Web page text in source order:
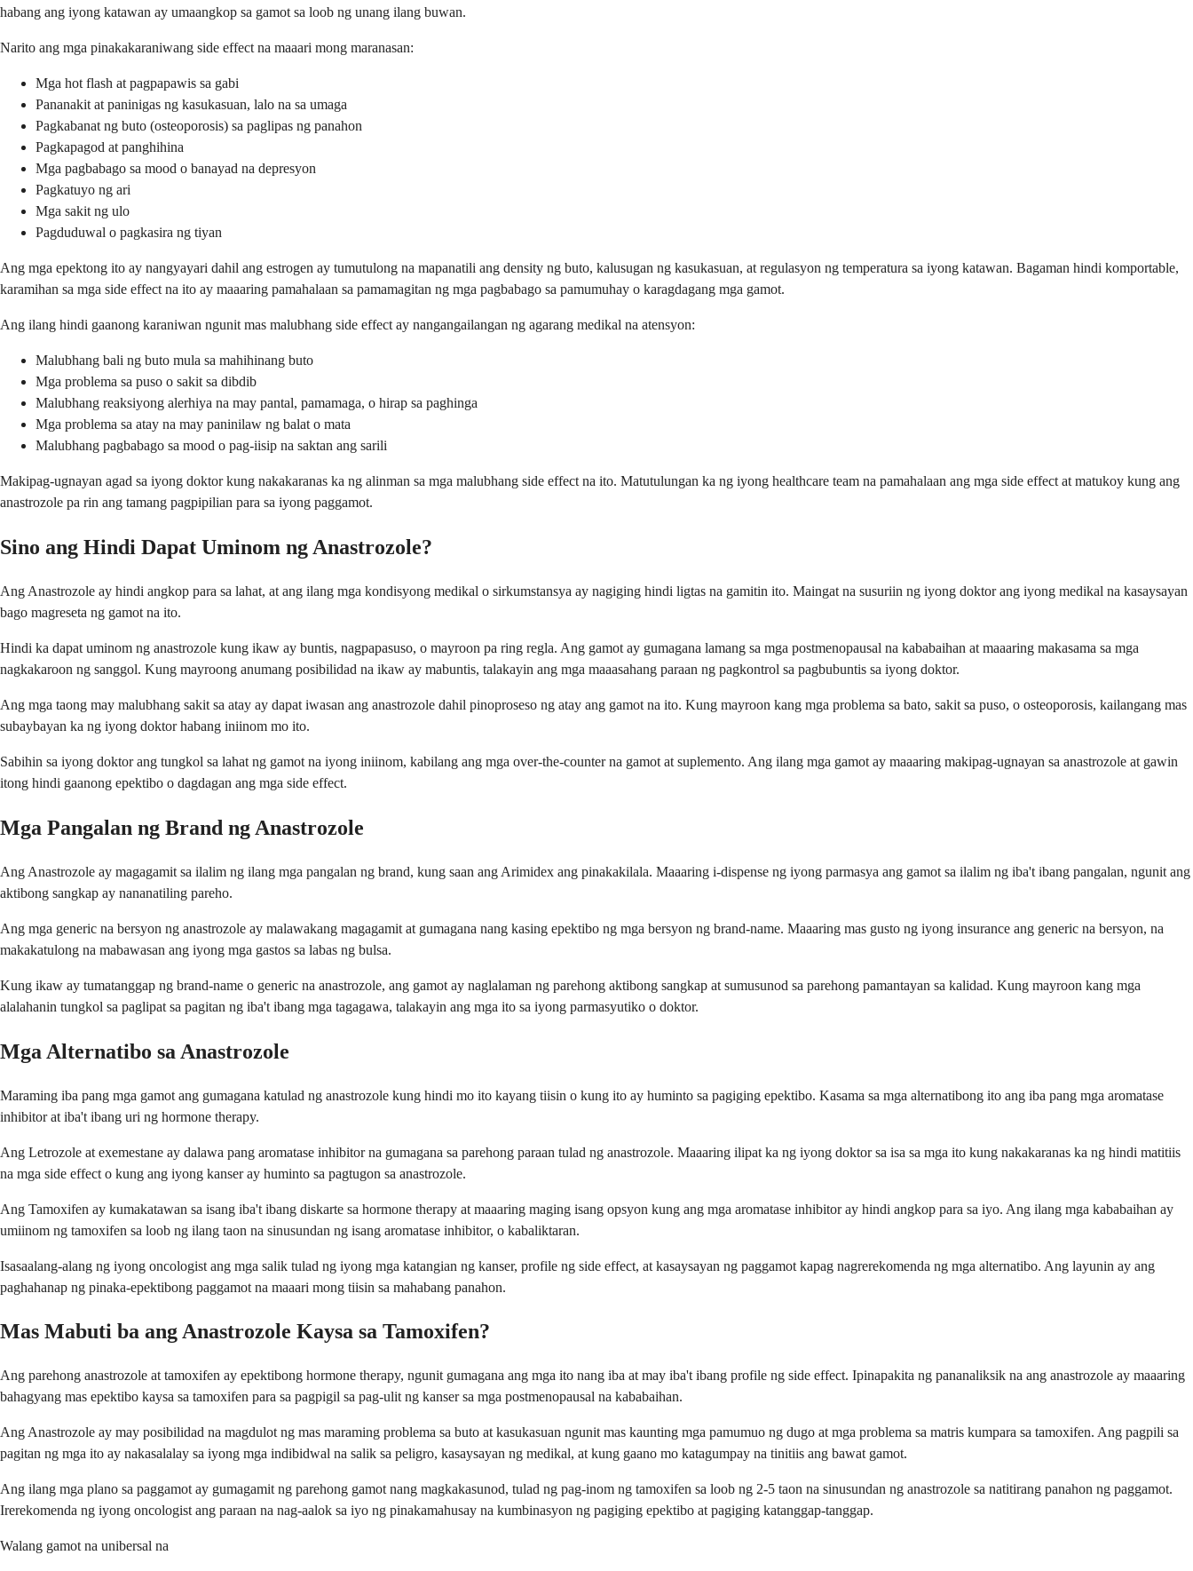
habang ang iyong katawan ay umaangkop sa gamot sa loob ng unang ilang buwan.
Narito ang mga pinakakaraniwang side effect na maaari mong maranasan:
Mga hot flash at pagpapawis sa gabi
Pananakit at paninigas ng kasukasuan, lalo na sa umaga
Pagkabanat ng buto (osteoporosis) sa paglipas ng panahon
Pagkapagod at panghihina
Mga pagbabago sa mood o banayad na depresyon
Pagkatuyo ng ari
Mga sakit ng ulo
Pagduduwal o pagkasira ng tiyan
Ang mga epektong ito ay nangyayari dahil ang estrogen ay tumutulong na mapanatili ang density ng buto, kalusugan ng kasukasuan, at regulasyon ng temperatura sa iyong katawan. Bagaman hindi komportable,
karamihan sa mga side effect na ito ay maaaring pamahalaan sa pamamagitan ng mga pagbabago sa pamumuhay o karagdagang mga gamot.
Ang ilang hindi gaanong karaniwan ngunit mas malubhang side effect ay nangangailangan ng agarang medikal na atensyon:
Malubhang bali ng buto mula sa mahihinang buto
Mga problema sa puso o sakit sa dibdib
Malubhang reaksiyong alerhiya na may pantal, pamamaga, o hirap sa paghinga
Mga problema sa atay na may paninilaw ng balat o mata
Malubhang pagbabago sa mood o pag-iisip na saktan ang sarili
Makipag-ugnayan agad sa iyong doktor kung nakakaranas ka ng alinman sa mga malubhang side effect na ito. Matutulungan ka ng iyong healthcare team na pamahalaan ang mga side effect at matukoy kung ang
anastrozole pa rin ang tamang pagpipilian para sa iyong paggamot.
Sino ang Hindi Dapat Uminom ng Anastrozole?
Ang Anastrozole ay hindi angkop para sa lahat, at ang ilang mga kondisyong medikal o sirkumstansya ay nagiging hindi ligtas na gamitin ito. Maingat na susuriin ng iyong doktor ang iyong medikal na kasaysayan
bago magreseta ng gamot na ito.
Hindi ka dapat uminom ng anastrozole kung ikaw ay buntis, nagpapasuso, o mayroon pa ring regla. Ang gamot ay gumagana lamang sa mga postmenopausal na kababaihan at maaaring makasama sa mga
nagkakaroon ng sanggol. Kung mayroong anumang posibilidad na ikaw ay mabuntis, talakayin ang mga maaasahang paraan ng pagkontrol sa pagbubuntis sa iyong doktor.
Ang mga taong may malubhang sakit sa atay ay dapat iwasan ang anastrozole dahil pinoproseso ng atay ang gamot na ito. Kung mayroon kang mga problema sa bato, sakit sa puso, o osteoporosis, kailangang mas
subaybayan ka ng iyong doktor habang iniinom mo ito.
Sabihin sa iyong doktor ang tungkol sa lahat ng gamot na iyong iniinom, kabilang ang mga over-the-counter na gamot at suplemento. Ang ilang mga gamot ay maaaring makipag-ugnayan sa anastrozole at gawin
itong hindi gaanong epektibo o dagdagan ang mga side effect.
Mga Pangalan ng Brand ng Anastrozole
Ang Anastrozole ay magagamit sa ilalim ng ilang mga pangalan ng brand, kung saan ang Arimidex ang pinakakilala. Maaaring i-dispense ng iyong parmasya ang gamot sa ilalim ng iba't ibang pangalan, ngunit ang
aktibong sangkap ay nananatiling pareho.
Ang mga generic na bersyon ng anastrozole ay malawakang magagamit at gumagana nang kasing epektibo ng mga bersyon ng brand-name. Maaaring mas gusto ng iyong insurance ang generic na bersyon, na
makakatulong na mabawasan ang iyong mga gastos sa labas ng bulsa.
Kung ikaw ay tumatanggap ng brand-name o generic na anastrozole, ang gamot ay naglalaman ng parehong aktibong sangkap at sumusunod sa parehong pamantayan sa kalidad. Kung mayroon kang mga
alalahanin tungkol sa paglipat sa pagitan ng iba't ibang mga tagagawa, talakayin ang mga ito sa iyong parmasyutiko o doktor.
Mga Alternatibo sa Anastrozole
Maraming iba pang mga gamot ang gumagana katulad ng anastrozole kung hindi mo ito kayang tiisin o kung ito ay huminto sa pagiging epektibo. Kasama sa mga alternatibong ito ang iba pang mga aromatase
inhibitor at iba't ibang uri ng hormone therapy.
Ang Letrozole at exemestane ay dalawa pang aromatase inhibitor na gumagana sa parehong paraan tulad ng anastrozole. Maaaring ilipat ka ng iyong doktor sa isa sa mga ito kung nakakaranas ka ng hindi matitiis
na mga side effect o kung ang iyong kanser ay huminto sa pagtugon sa anastrozole.
Ang Tamoxifen ay kumakatawan sa isang iba't ibang diskarte sa hormone therapy at maaaring maging isang opsyon kung ang mga aromatase inhibitor ay hindi angkop para sa iyo. Ang ilang mga kababaihan ay
umiinom ng tamoxifen sa loob ng ilang taon na sinusundan ng isang aromatase inhibitor, o kabaliktaran.
Isasaalang-alang ng iyong oncologist ang mga salik tulad ng iyong mga katangian ng kanser, profile ng side effect, at kasaysayan ng paggamot kapag nagrerekomenda ng mga alternatibo. Ang layunin ay ang
paghahanap ng pinaka-epektibong paggamot na maaari mong tiisin sa mahabang panahon.
Mas Mabuti ba ang Anastrozole Kaysa sa Tamoxifen?
Ang parehong anastrozole at tamoxifen ay epektibong hormone therapy, ngunit gumagana ang mga ito nang iba at may iba't ibang profile ng side effect. Ipinapakita ng pananaliksik na ang anastrozole ay maaaring
bahagyang mas epektibo kaysa sa tamoxifen para sa pagpigil sa pag-ulit ng kanser sa mga postmenopausal na kababaihan.
Ang Anastrozole ay may posibilidad na magdulot ng mas maraming problema sa buto at kasukasuan ngunit mas kaunting mga pamumuo ng dugo at mga problema sa matris kumpara sa tamoxifen. Ang pagpili sa
pagitan ng mga ito ay nakasalalay sa iyong mga indibidwal na salik sa peligro, kasaysayan ng medikal, at kung gaano mo katagumpay na tinitiis ang bawat gamot.
Ang ilang mga plano sa paggamot ay gumagamit ng parehong gamot nang magkakasunod, tulad ng pag-inom ng tamoxifen sa loob ng 2-5 taon na sinusundan ng anastrozole sa natitirang panahon ng paggamot.
Irerekomenda ng iyong oncologist ang paraan na nag-aalok sa iyo ng pinakamahusay na kumbinasyon ng pagiging epektibo at pagiging katanggap-tanggap.
Walang gamot na unibersal na